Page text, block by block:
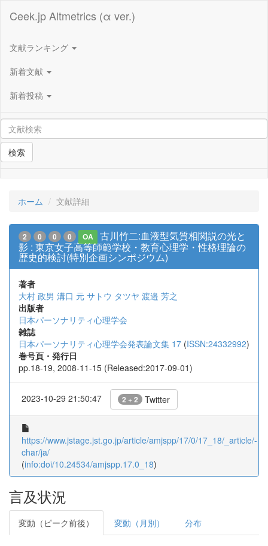
Ceek.jp Altmetrics (α ver.)
文献ランキング
新着文献
新着投稿
検索
ホーム 文献詳細
2 0 0 0 OA
古川竹二:血液型気質相関説の光と
影 : 東京女子高等師範学校・教育心理学・性格理論の
歴史的検討(特別企画シンポジウム)
著者
大村 政男 溝口 元 サトウ タツヤ 渡邉 芳之
出版者
日本パーソナリティ心理学会
雑誌
日本パーソナリティ心理学会発表論文集 17 (ISSN:24332992)
巻号頁・発行日
pp.18-19, 2008-11-15 (Released:2017-09-01)
2023-10-29 21:50:47 2 + 2 Twitter
https://www.jstage.jst.go.jp/article/amjspp/17/0/17_18/_article/-
char/ja/
(info:doi/10.24534/amjspp.17.0_18)
言及状況
変動（ピーク前後） 変動（月別） 分布